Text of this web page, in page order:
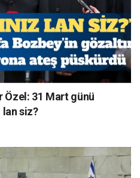
Özel: 31 Mart günü
lan siz?